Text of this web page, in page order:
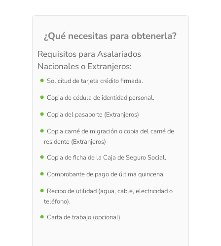
¿Qué necesitas para obtenerla?
Requisitos para Asalariados
Nacionales o Extranjeros:
Solicitud de tarjeta crédito firmada.
Copia de cédula de identidad personal.
Copia del pasaporte (Extranjeros)
Copia carné de migración o copia del carné de
residente (Extranjeros)
Copia de ficha de la Caja de Seguro Social.
Comprobante de pago de última quincena.
Recibo de utilidad (agua, cable, electricidad o
teléfono).
Carta de trabajo (opcional).